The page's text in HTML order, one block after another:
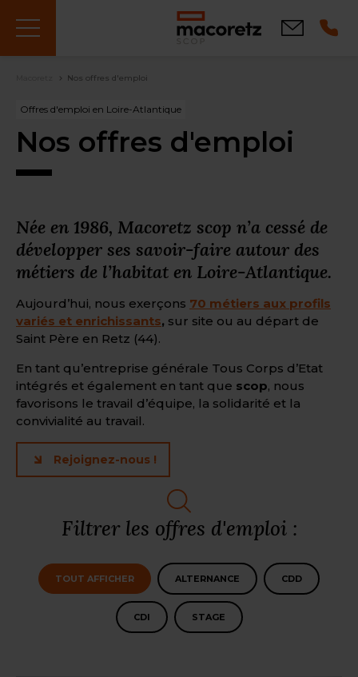
principal
Contact
Nos offres d'emploi
Offres d'emploi en Loire-Atlantique
Nos offres d'emploi
Née en 1986, Macoretz scop n’a cessé de
développer ses savoir-faire autour des
métiers de l’habitat en Loire-Atlantique.
Aujourd’hui, nous exerçons 70 métiers aux profils
variés et enrichissants, sur site ou au départ de
Saint Père en Retz (44).
En tant qu’entreprise générale Tous Corps d’Etat
intégrés et également en tant que scop, nous
favorisons le travail d’équipe, la solidarité et la
convivialité au travail.
Rejoignez-nous !
Filtrer les offres d'emploi :
Type
d'emploiTOUT AFFICHER ALTERNANCE CDD
CDI STAGE